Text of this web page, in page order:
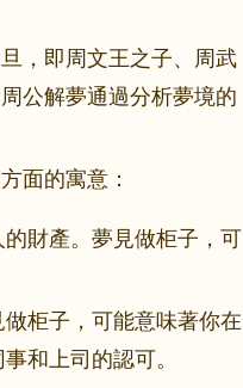
，即周文王之子、周武
公解夢通過分析夢境的
面的寓意：
財產。夢見做柜子，可
柜子，可能意味著你在
和上司的認可。